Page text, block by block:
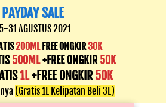
PAYDAY SALE
31 AGUSTUS 2021
200ML FREE ONGKIR30K
500ML +FREE ONGKIR 50K
1L+FREE ONGKIR 50K
(Gratis 1L Kelipatan Beli 3L)